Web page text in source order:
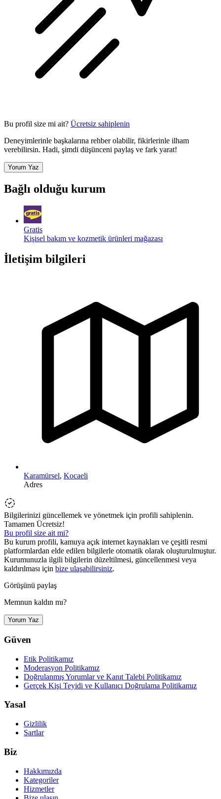
Bu profil size mi ait? Ücretsiz sahiplenin
Deneyimlerinle başkalarına rehber olabilir, fikirlerinle ilham
verebilirsin. Hadi, şimdi düşünceni paylaş ve fark yarat!
Yorum Yaz
Bağlı olduğu kurum
Gratis
Kişisel bakım ve kozmetik ürünleri mağazası
İletişim bilgileri
Karamürsel, Kocaeli
Adres
Bilgilerinizi güncellemek ve yönetmek için profili sahiplenin.
Tamamen Ücretsiz!
Bu profil size ait mi?
Bu kurum profili, kamuya açık internet kaynakları ve çeşitli resmi
platformlardan elde edilen bilgilerle otomatik olarak oluşturulmuştur.
Kurumunuzla ilgili bilgilerin düzeltilmesi, güncellenmesi veya
kaldırılması için bize ulaşabilirsiniz.
Görüşünü paylaş
Memnun kaldın mı?
Yorum Yaz
Güven
Etik Politikamız
Moderasyon Politikamız
Doğrulanmış Yorumlar ve Kanıt Talebi Politikamız
Gerçek Kişi Teyidi ve Kullanıcı Doğrulama Politikamız
Yasal
Gizlilik
Şartlar
Biz
Hakkımızda
Kategoriler
Hizmetler